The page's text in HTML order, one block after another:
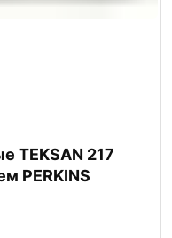
TEKSAN 217
PERKINS